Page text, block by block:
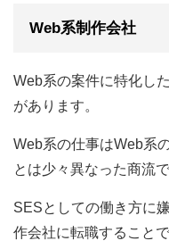
Web系制作会社
Web系の案件に特化し
があります。
Web系の仕事はWeb系
とは少々異なった商流
SESとしての働き方に
作会社に転職すること